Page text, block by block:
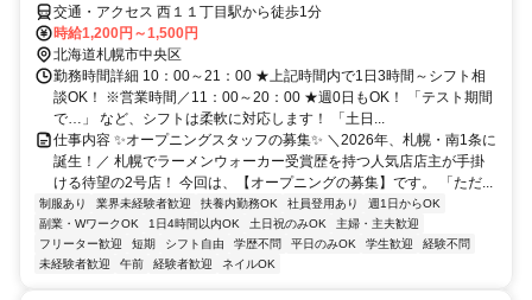
交通・アクセス 西１１丁目駅から徒歩1分
時給1,200円～1,500円
北海道札幌市中央区
勤務時間詳細 10：00～21：00 ★上記時間内で1日3時間～シフト相
談OK！ ※営業時間／11：00～20：00 ★週0日もOK！ 「テスト期間
で…」 など、シフトは柔軟に対応します！ 「土日...
仕事内容 ✨オープニングスタッフの募集✨ ＼2026年、札幌・南1条に
誕生！／ 札幌でラーメンウォーカー受賞歴を持つ人気店店主が手掛
ける待望の2号店！ 今回は、【オープニングの募集】です。 「ただ...
制服あり 業界未経験者歓迎 扶養内勤務OK 社員登用あり
週1日からOK
副業・WワークOK
1日4時間以内OK 土日祝のみOK
主婦・主夫歓迎
フリーター歓迎
短期 シフト自由 学歴不問 平日のみOK 学生歓迎
経験不問
未経験者歓迎
午前 経験者歓迎 ネイルOK